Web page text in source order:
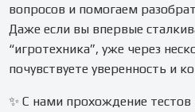
вопросов и помогаем
Даже если вы впервые
“игротехника”, уже через
почувствуете уверенность и
✨ С нами прохождение тестов